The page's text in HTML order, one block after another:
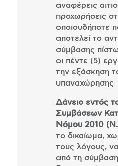
αναφέρεις
προχωρήσεις
οποιουδήποτε
αποτελεί το
σύμβασης
οι πέντε (5)
την εξάσκηση
υπαναχώρησης
Δάνειο εντός
Συμβάσεων
Νόμου 2010
το δικαίωμα,
τους λόγους,
από τη